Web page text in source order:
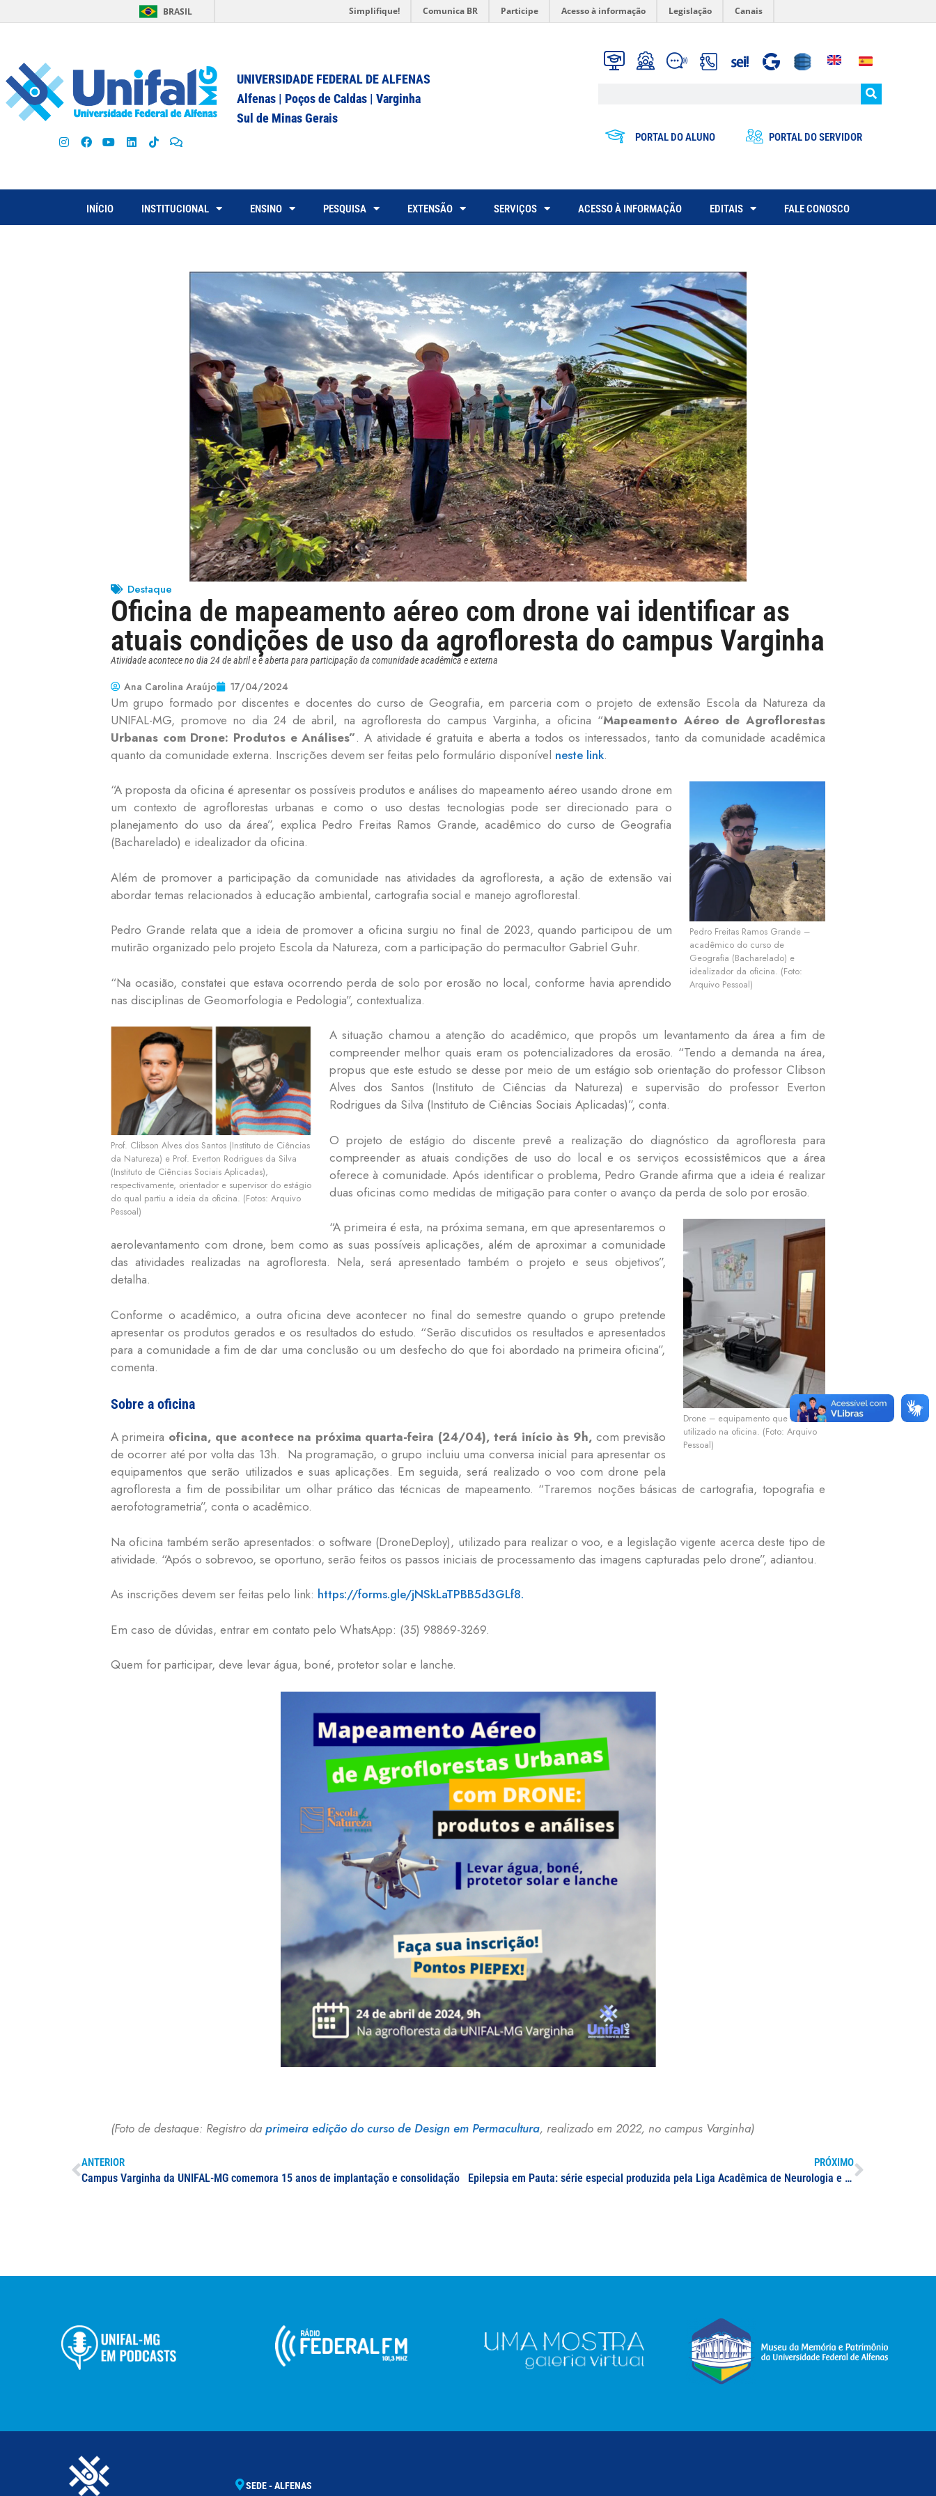
BRASIL Simplifique! Comunica BR Participe Acesso à informação Legislação Canais
UNIVERSIDADE FEDERAL DE ALFENAS
Alfenas | Poços de Caldas | Varginha
Sul de Minas Gerais
PORTAL DO ALUNO PORTAL DO SERVIDOR
INÍCIO INSTITUCIONAL ENSINO PESQUISA EXTENSÃO SERVIÇOS ACESSO À INFORMAÇÃO EDITAIS FALE CONOSCO
Destaque
Oficina de mapeamento aéreo com drone vai identificar as
atuais condições de uso da agrofloresta do campus Varginha
Atividade acontece no dia 24 de abril e é aberta para participação da comunidade acadêmica e externa
Ana Carolina Araújo 17/04/2024
Um grupo formado por discentes e docentes do curso de Geografia, em parceria com o projeto de extensão Escola da Natureza da
UNIFAL-MG, promove no dia 24 de abril, na agrofloresta do campus Varginha, a oficina “Mapeamento Aéreo de Agroflorestas
Urbanas com Drone: Produtos e Análises”. A atividade é gratuita e aberta a todos os interessados, tanto da comunidade acadêmica
quanto da comunidade externa. Inscrições devem ser feitas pelo formulário disponível neste link.
Pedro Freitas Ramos Grande –
acadêmico do curso de
Geografia (Bacharelado) e
idealizador da oficina. (Foto:
Arquivo Pessoal)
“A proposta da oficina é apresentar os possíveis produtos e análises do mapeamento aéreo usando drone em
um contexto de agroflorestas urbanas e como o uso destas tecnologias pode ser direcionado para o
planejamento do uso da área”, explica Pedro Freitas Ramos Grande, acadêmico do curso de Geografia
(Bacharelado) e idealizador da oficina.
Além de promover a participação da comunidade nas atividades da agrofloresta, a ação de extensão vai
abordar temas relacionados à educação ambiental, cartografia social e manejo agroflorestal.
Pedro Grande relata que a ideia de promover a oficina surgiu no final de 2023, quando participou de um
mutirão organizado pelo projeto Escola da Natureza, com a participação do permacultor Gabriel Guhr.
“Na ocasião, constatei que estava ocorrendo perda de solo por erosão no local, conforme havia aprendido
nas disciplinas de Geomorfologia e Pedologia”, contextualiza.
Prof. Clibson Alves dos Santos (Instituto de Ciências
da Natureza) e Prof. Everton Rodrigues da Silva
(Instituto de Ciências Sociais Aplicadas),
respectivamente, orientador e supervisor do estágio
do qual partiu a ideia da oficina. (Fotos: Arquivo
Pessoal)
A situação chamou a atenção do acadêmico, que propôs um levantamento da área a fim de
compreender melhor quais eram os potencializadores da erosão. “Tendo a demanda na área,
propus que este estudo se desse por meio de um estágio sob orientação do professor Clibson
Alves dos Santos (Instituto de Ciências da Natureza) e supervisão do professor Everton
Rodrigues da Silva (Instituto de Ciências Sociais Aplicadas)”, conta.
O projeto de estágio do discente prevê a realização do diagnóstico da agrofloresta para
compreender as atuais condições de uso do local e os serviços ecossistêmicos que a área
oferece à comunidade. Após identificar o problema, Pedro Grande afirma que a ideia é realizar
duas oficinas como medidas de mitigação para conter o avanço da perda de solo por erosão.
Drone – equipamento que será
utilizado na oficina. (Foto: Arquivo
Pessoal)
“A primeira é esta, na próxima semana, em que apresentaremos o
aerolevantamento com drone, bem como as suas possíveis aplicações, além de aproximar a comunidade
das atividades realizadas na agrofloresta. Nela, será apresentado também o projeto e seus objetivos”,
detalha.
Conforme o acadêmico, a outra oficina deve acontecer no final do semestre quando o grupo pretende
apresentar os produtos gerados e os resultados do estudo. “Serão discutidos os resultados e apresentados
para a comunidade a fim de dar uma conclusão ou um desfecho do que foi abordado na primeira oficina”,
comenta.
Sobre a oficina
A primeira oficina, que acontece na próxima quarta-feira (24/04), terá início às 9h, com previsão
de ocorrer até por volta das 13h. Na programação, o grupo incluiu uma conversa inicial para apresentar os
equipamentos que serão utilizados e suas aplicações. Em seguida, será realizado o voo com drone pela
agrofloresta a fim de possibilitar um olhar prático das técnicas de mapeamento. “Traremos noções básicas de cartografia, topografia e
aerofotogrametria”, conta o acadêmico.
Na oficina também serão apresentados: o software (DroneDeploy), utilizado para realizar o voo, e a legislação vigente acerca deste tipo de
atividade. “Após o sobrevoo, se oportuno, serão feitos os passos iniciais de processamento das imagens capturadas pelo drone”, adiantou.
As inscrições devem ser feitas pelo link: https://forms.gle/jNSkLaTPBB5d3GLf8.
Em caso de dúvidas, entrar em contato pelo WhatsApp: (35) 98869-3269.
Quem for participar, deve levar água, boné, protetor solar e lanche.
(Foto de destaque: Registro da primeira edição do curso de Design em Permacultura, realizado em 2022, no campus Varginha)
ANTERIOR
Campus Varginha da UNIFAL-MG comemora 15 anos de implantação e consolidação
PRÓXIMO
Epilepsia em Pauta: série especial produzida pela Liga Acadêmica de Neurologia e Neurocirurgia da UNIFAL-MG (LANN)
SEDE - ALFENAS